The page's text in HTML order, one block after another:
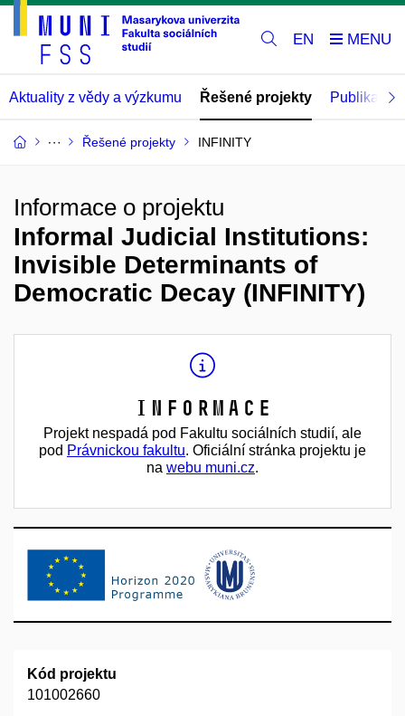
EN
Aktuality z vědy a výzkumu Řešené projekty Publikace
Řešené projekty INFINITY
Informace o projektu
Informal Judicial Institutions:
Invisible Determinants of
Democratic Decay (INFINITY)
Informace
Projekt nespadá pod Fakultu sociálních studií, ale
pod Právnickou fakultu. Oficiální stránka projektu je
na webu muni.cz.
Kód projektu
101002660